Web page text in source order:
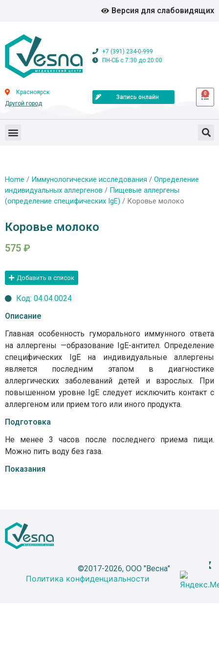
Версия для слабовидящих
+7 (391) 234-0-999
ПН-СБ с 7:30 до 20:00
Красноярск
Другой город
Запись онлайн
0
Home / Иммунологические исследования / Определение
индивидуальных аллергенов / Пищевые аллергены
(определение специфических IgE) / Коровье молоко
Коровье молоко
575 ₽
Добавить в список
Код: 04.04.0024
Описание
Главная особенность гуморального иммунного ответа
на аллергены —образование IgE-антител. Определение
специфических IgE на индивидуальные аллергены
является последним этапом в диагностике
аллергических заболеваний детей и взрослых. При
повышенном уровне IgE следует исключить контакт с
аллергеном или прием того или иного продукта.
Подготовка
Не менее 3 часов после последнего приема пищи.
Можно пить воду без газа.
Показания
©2017-2026, ООО "Весна"
Политика конфиденциальности